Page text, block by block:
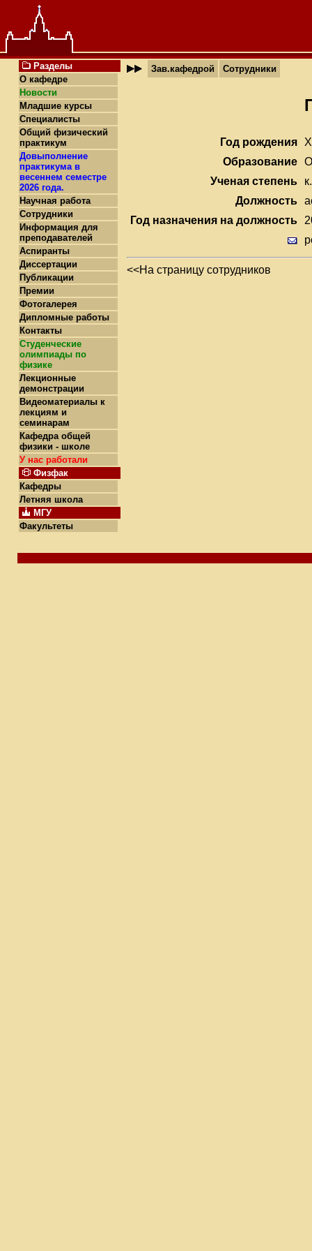
Разделы
О кафедре
Новости
Младшие курсы
Специалисты
Общий физический
практикум
Довыполнение
практикума в
весеннем семестре
2026 года.
Научная работа
Сотрудники
Информация для
преподавателей
Аспиранты
Диссертации
Публикации
Премии
Фотогалерея
Дипломные работы
Контакты
Студенческие
олимпиады по
физике
Лекционные
демонстрации
Видеоматериалы к
лекциям и
семинарам
Кафедра общей
физики - школе
У нас работали
Физфак
Кафедры
Летняя школа
МГУ
Факультеты
Зав.кафедрой Сотрудники
Год рождения
Образование
Ученая степень
Должность
Год назначения на должность
<<На страницу сотрудников